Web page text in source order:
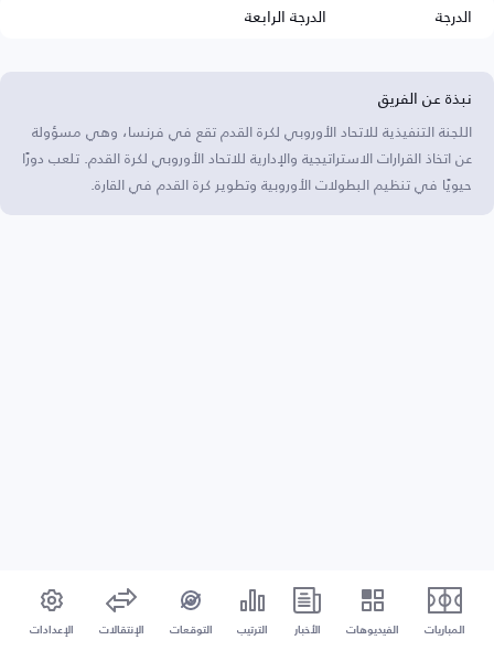
الدرجة
الدرجة الرابعة
نبذة عن الفريق
اللجنة التنفيذية للاتحاد الأوروبي لكرة القدم تقع في فرنسا، وهي مسؤولة
عن اتخاذ القرارات الاستراتيجية والإدارية للاتحاد الأوروبي لكرة القدم. تلعب دورًا
حيويًا في تنظيم البطولات الأوروبية وتطوير كرة القدم في القارة.
المباريات الفيديوهات الأخبار الترتيب التوقعات الإنتقالات الإعدادات